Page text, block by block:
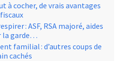
à cocher, de vrais avantages
fiscaux
: ASF, RSA majoré, aides
la garde…
familial : d’autres coups de
cachés